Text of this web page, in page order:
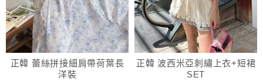
正韓 蕾絲拼接細肩帶荷葉長
洋裝
正韓 波西米亞刺繡上衣+短裙
SET